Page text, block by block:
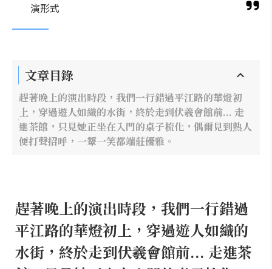
演形式
文章目錄
趕著晚上的演出時段，我們一行錯過平江路的華燈初
上，穿過遊人如織的水街，終於走到伏羲會館前... 走
進茶館，只見她正坐在入門的桌子梳化，偶爾見到熟人
便打聲招呼，一顰一笑都端莊優雅。
趕著晚上的演出時段，我們一行錯過
平江路的華燈初上，穿過遊人如織的
水街，終於走到伏羲會館前... 走進茶